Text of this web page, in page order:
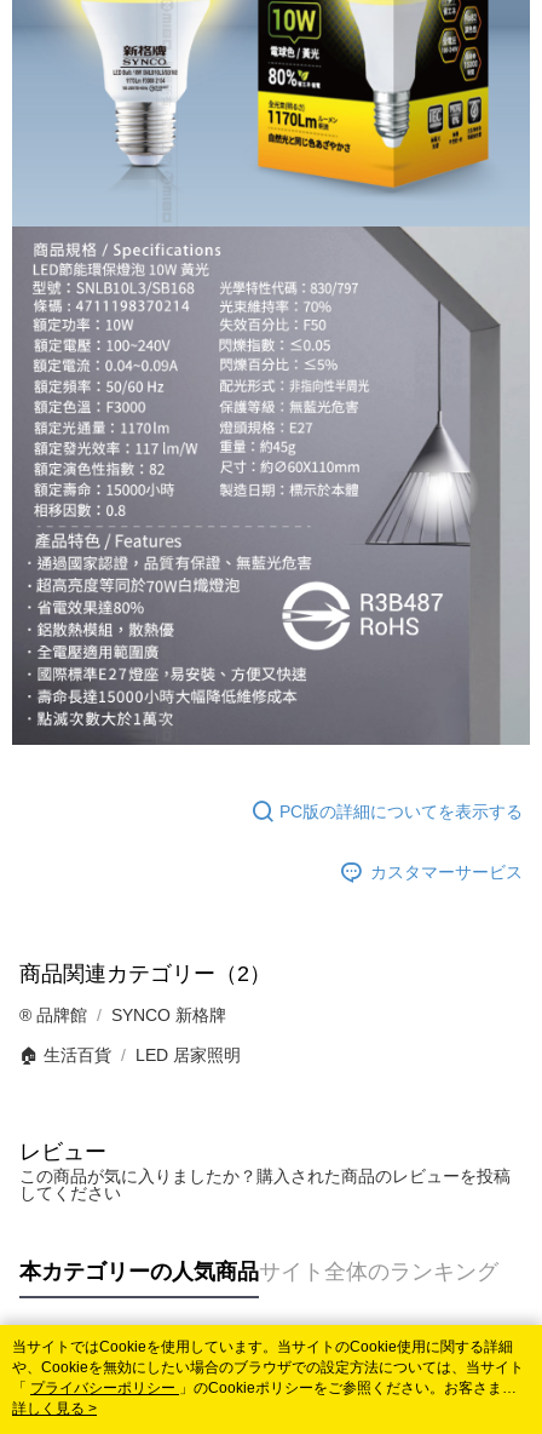
PC版の詳細についてを表示する
カスタマーサービス
商品関連カテゴリー（2）
®️ 品牌館 SYNCO 新格牌
🏠 生活百貨 LED 居家照明
レビュー
この商品が気に入りましたか？購入された商品のレビューを投稿
してください
本カテゴリーの人気商品サイト全体のランキング
人気タグ
当サイトではCookieを使用しています。当サイトのCookie使用に関する詳細
や、Cookieを無効にしたい場合のブラウザでの設定方法については、当サイト
「 プライバシーポリシー 」のCookieポリシーをご参照ください。お客さま
が、当サイトを引き続き使用される場合、当社がサイト利用規約のCookieポリ
詳しく見る >